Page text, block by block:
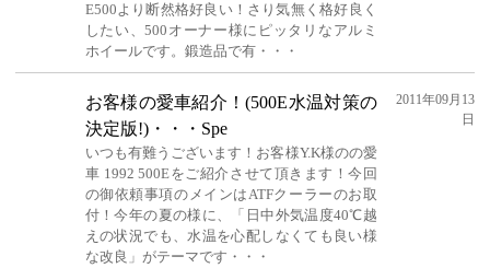
E500より断然格好良い！さり気無く格好良く
したい、500オーナー様にピッタリなアルミ
ホイールです。鍛造品で有・・・
お客様の愛車紹介！(500E水温対策の
決定版!)・・・Spe
いつも有難うございます！お客様Y.K様のの愛
車 1992 500Eをご紹介させて頂きます！今回
の御依頼事項のメインはATFクーラーのお取
付！今年の夏の様に、「日中外気温度40℃越
えの状況でも、水温を心配しなくても良い様
な改良」がテーマです・・・
2011年09月13
日